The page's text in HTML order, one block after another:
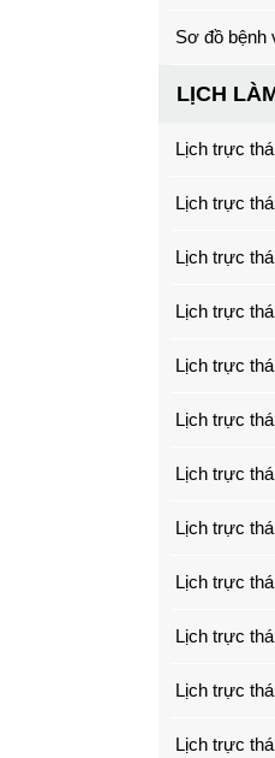
Sơ đồ bệnh
LỊCH
Lịch trực
Lịch trực
Lịch trực
Lịch trực
Lịch trực
Lịch trực
Lịch trực
Lịch trực
Lịch trực
Lịch trực
Lịch trực
Lịch trực